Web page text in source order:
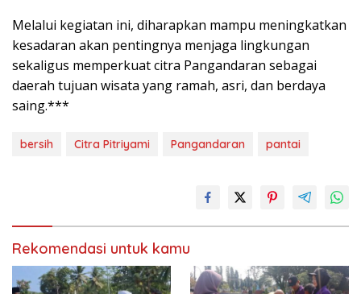
Melalui kegiatan ini, diharapkan mampu meningkatkan
kesadaran akan pentingnya menjaga lingkungan
sekaligus memperkuat citra Pangandaran sebagai
daerah tujuan wisata yang ramah, asri, dan berdaya
saing.***
bersih Citra Pitriyami Pangandaran pantai
Rekomendasi untuk kamu